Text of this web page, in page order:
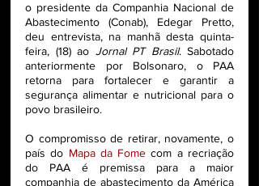
o presidente da Companhia Nacional de
Abastecimento (Conab), Edegar Pretto,
deu entrevista, na manhã desta quinta-
feira, (18) ao Jornal PT Brasil. Sabotado
anteriormente por Bolsonaro, o PAA
retorna para fortalecer e garantir a
segurança alimentar e nutricional para o
povo brasileiro.
O compromisso de retirar, novamente, o
país do Mapa da Fome com a recriação
do PAA é premissa para a maior
companhia de abastecimento da América